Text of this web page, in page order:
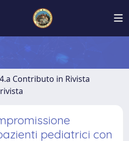
Contributo in Rivista
pediatrici con